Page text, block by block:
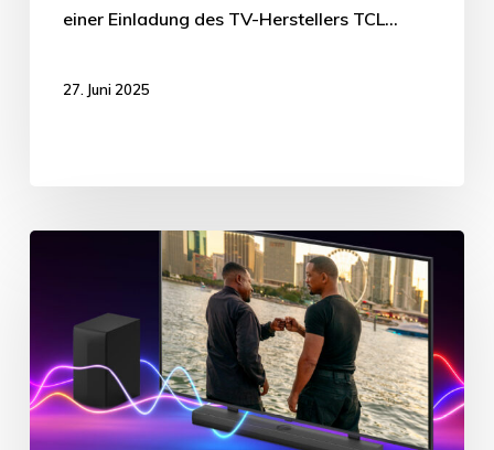
einer Einladung des TV-Herstellers TCL…
27. Juni 2025